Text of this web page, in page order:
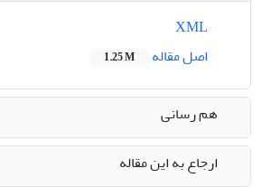
اصل مقاله
1.25 M
هم رسانی
ارجاع به این مقاله